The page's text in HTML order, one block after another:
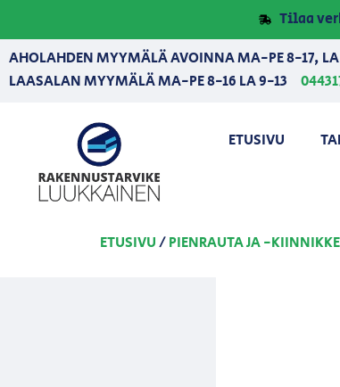
Tilaa
AHOLAHDEN MYYMÄLÄ AVOINNA MA-PE 8-17,
LAASALAN MYYMÄLÄ MA-PE 8-16 LA 9-13
ETUSIVU
ETUSIVU/PIENRAUTA JA -